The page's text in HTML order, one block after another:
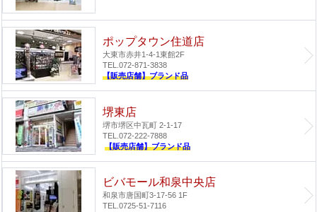
ポップタウン住道店
大東市赤井1-4-1東館2F
TEL.072-871-3838
【販売店舗】ブランド品
堺東店
堺市堺区中瓦町 2-1-17
TEL.072-222-7888
【販売店舗】ブランド品
ビバモール和泉中央店
和泉市唐国町3-17-56 1F
TEL.0725-51-7116